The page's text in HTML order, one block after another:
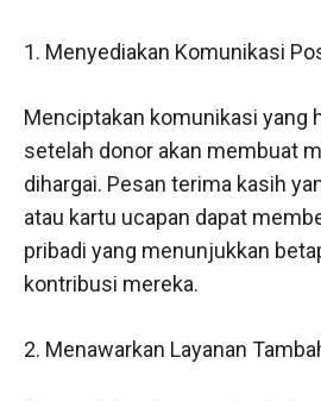
1. Menyediakan Komunikasi
Menciptakan komunikasi yang
setelah donor akan membuat
dihargai. Pesan terima kasih
atau kartu ucapan dapat
pribadi yang menunjukkan
kontribusi mereka.
2. Menawarkan Layanan